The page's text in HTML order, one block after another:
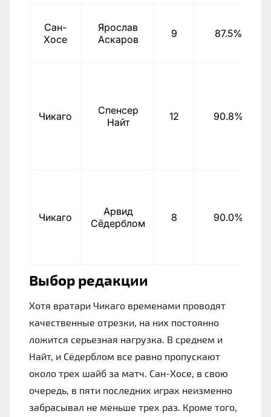
Сан-
Хосе
Ярослав
Аскаров
9 87.5%
Чикаго
Спенсер
Найт
12 90.8%
Чикаго
Арвид
Сёдерблом
8 90.0%
Выбор редакции
Хотя вратари Чикаго временами проводят
качественные отрезки, на них постоянно
ложится серьезная нагрузка. В среднем и
Найт, и Сёдерблом все равно пропускают
около трех шайб за матч. Сан-Хосе, в свою
очередь, в пяти последних играх неизменно
забрасывал не меньше трех раз. Кроме того,